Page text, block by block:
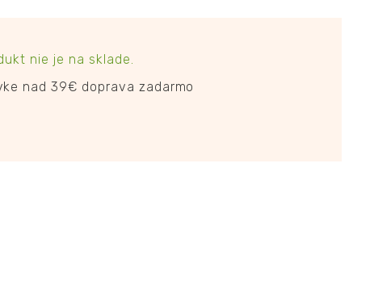
nie je na sklade.
nad 39€ doprava zadarmo